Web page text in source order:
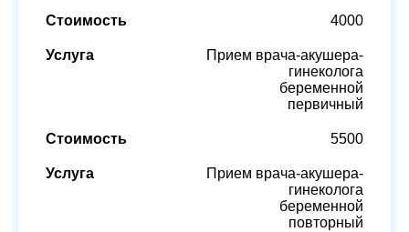
4000
Прием врача-акушера-
гинеколога
беременной
первичный
5500
Прием врача-акушера-
гинеколога
беременной
повторный